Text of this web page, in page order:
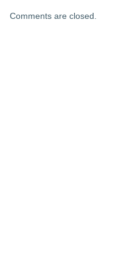
Comments are closed.